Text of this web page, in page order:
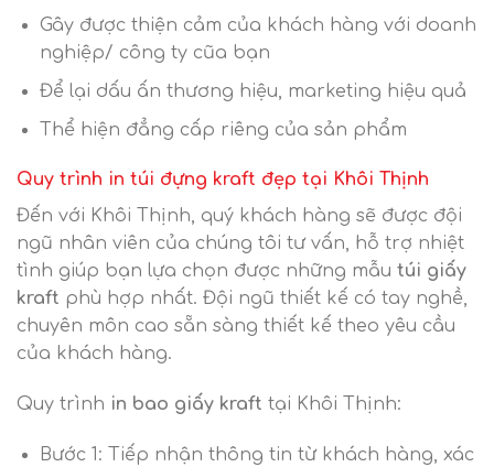
Gây được thiện cảm của khách hàng với doanh
nghiệp/ công ty cũa bạn
Để lại dấu ấn thương hiệu, marketing hiệu quả
Thể hiện đẳng cấp riêng của sản phẩm
Quy trình in túi đựng kraft đẹp tại Khôi Thịnh
Đến với Khôi Thịnh, quý khách hàng sẽ được đội
ngũ nhân viên của chúng tôi tư vấn, hỗ trợ nhiệt
tình giúp bạn lựa chọn được những mẫu túi giấy
kraft phù hợp nhất. Đội ngũ thiết kế có tay nghề,
chuyên môn cao sẵn sàng thiết kế theo yêu cầu
của khách hàng.
Quy trình in bao giấy kraft tại Khôi Thịnh:
Bước 1: Tiếp nhận thông tin từ khách hàng, xác